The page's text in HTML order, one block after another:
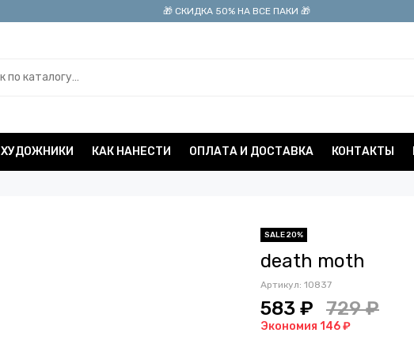
🎁 СКИДКА 50% НА ВСЕ ПАКИ 🎁
ХУДОЖНИКИ КАК НАНЕСТИ ОПЛАТА И ДОСТАВКА КОНТАКТЫ
SALE 20%
death moth
Артикул: 10837
583 ₽ 729 ₽
Экономия 146 ₽